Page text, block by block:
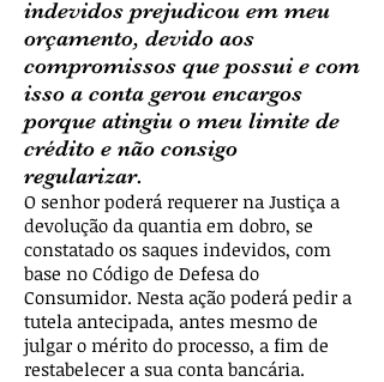
indevidos prejudicou em meu
orçamento, devido aos
compromissos que possui e com
isso a conta gerou encargos
porque atingiu o meu limite de
crédito e não consigo
regularizar.
O senhor poderá requerer na Justiça a
devolução da quantia em dobro, se
constatado os saques indevidos, com
base no Código de Defesa do
Consumidor. Nesta ação poderá pedir a
tutela antecipada, antes mesmo de
julgar o mérito do processo, a fim de
restabelecer a sua conta bancária.